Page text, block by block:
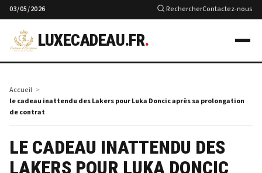
03/05/2026 RechercherContactez-nous
LUXECADEAU.FR.
Accueil
le cadeau inattendu des Lakers pour Luka Doncic après sa prolongation
de contrat
LE CADEAU INATTENDU DES
LAKERS POUR LUKA DONCIC